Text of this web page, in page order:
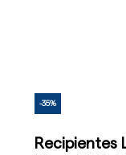
-35%
Recipientes